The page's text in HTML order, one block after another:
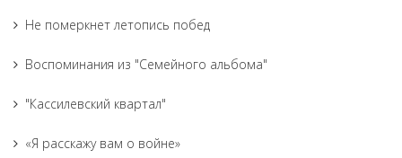
Не померкнет летопись побед
Воспоминания из "Семейного альбома"
"Кассилевский квартал"
«Я расскажу вам о войне»